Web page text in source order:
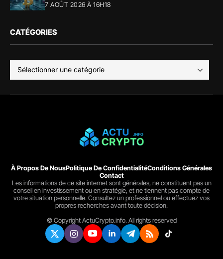
7 AOÛT 2026 À 16H18
CATÉGORIES
À Propos De NousPolitique De ConfidentialitéConditions Générales
Contact
Les informations de ce site internet sont générales, ne constituent pas un
conseil en investissement ou en stratégie, et ne tiennent pas compte de
votre situation personnelle. Consultez un professionnel ou effectuez vos
propres recherches avant toute décision.
© Copyright ActuCrypto.info. All rights reserved